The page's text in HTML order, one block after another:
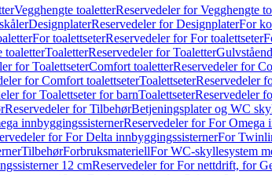
Vegghengte toaletterReservedeler for Vegghengte
DesignplaterReservedeler for DesignplaterFor
For toalettseterReservedeler for For toalettseter
toaletterToaletterReservedeler for Toaletter
for ToalettseterComfort toaletterReservedeler for
for Comfort toalettseterToalettseterReservedeler
for Toalettseter for barnToalettseterReservedeler
Reservedeler for TilbehørBetjeningsplater og WC
innbyggingssisternerReservedeler for For Omega
for For Delta innbyggingssisternerFor
TilbehørForbruksmateriellFor WC-skyllesystem
12 cmReservedeler for For nettdrift, for